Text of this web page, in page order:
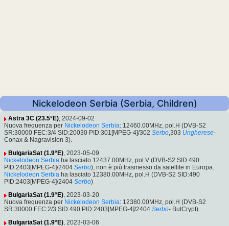
Nickelodeon Serbia (Serbia, Children)
Astra 3C (23.5°E), 2024-09-02
Nuova frequenza per Nickelodeon Serbia: 12460.00MHz, pol.H (DVB-S2
SR:30000 FEC:3/4 SID:20030 PID:301[MPEG-4]/302 Serbo,303 Ungherese-
Conax & Nagravision 3).
BulgariaSat (1.9°E), 2023-05-09
Nickelodeon Serbia ha lasciato 12437.00MHz, pol.V (DVB-S2 SID:490
PID:2403[MPEG-4]/2404 Serbo), non è più trasmesso da satellite in Europa.
Nickelodeon Serbia ha lasciato 12380.00MHz, pol.H (DVB-S2 SID:490
PID:2403[MPEG-4]/2404 Serbo)
BulgariaSat (1.9°E), 2023-03-20
Nuova frequenza per Nickelodeon Serbia: 12380.00MHz, pol.H (DVB-S2
SR:30000 FEC:2/3 SID:490 PID:2403[MPEG-4]/2404 Serbo- BulCrypt).
BulgariaSat (1.9°E), 2023-03-06